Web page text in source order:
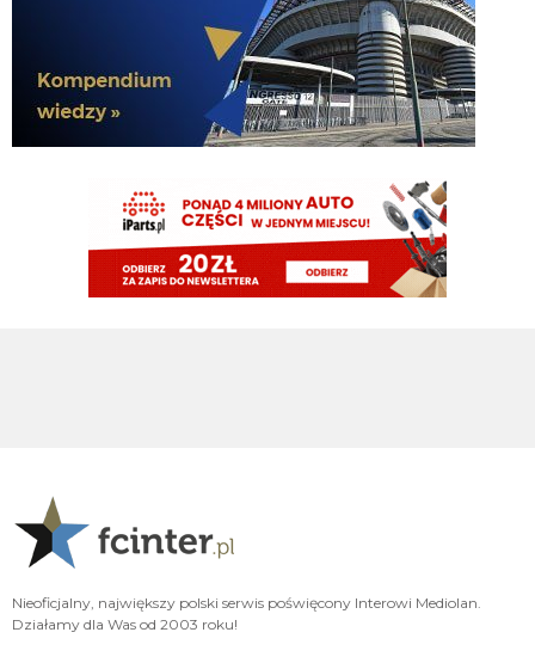
08.08.2026 15:03
jego przeciwienistwo.
FENDI_SOSA
08.08.2026 15:03
jeszcze jak spojrzysz na lh xd
08.08.2026 15:03
diouf ma fajny pęd na bramke
08.08.2026 15:03
Ty nazwałeś go plackiem przypominam
ragnar 08.08.2026 15:02
Ładnie Bovio czy jak mu tam skubnał
VVujek 08.08.2026 15:02
Diouf pan piłkarz ,a niektórzy chcieli się go już pozbyć xdd
Nieoficjalny, największy polski serwis poświęcony Interowi Mediolan.
Działamy dla Was od 2003 roku!